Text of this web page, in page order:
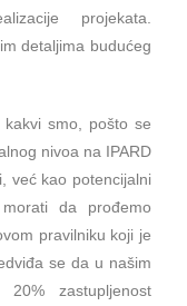
projekata.
detaljima budućeg
smo, pošto se
nivoa na IPARD
već kao potencijalni
da prođemo
pravilniku koji je
se da u našim
20% zastupljenost